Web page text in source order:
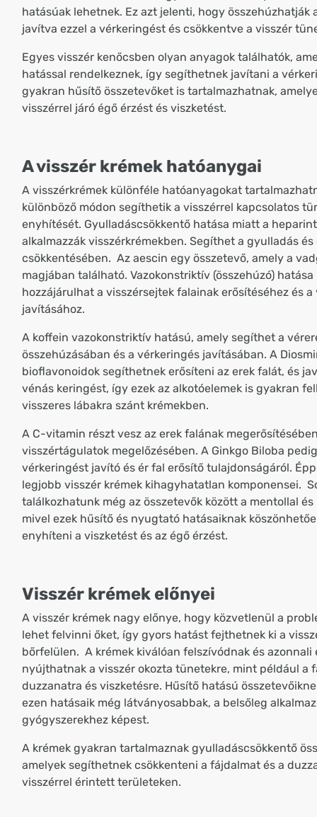
hatásúak lehetnek. Ez azt jelenti, hogy összehúzhatják
javítva ezzel a vérkeringést és csökkentve a visszér
Egyes visszér kenőcsben olyan anyagok találhatók,
hatással rendelkeznek, így segíthetnek javítani a
gyakran hűsítő összetevőket is tartalmazhatnak,
visszérrel járó égő érzést és viszketést.
A visszér krémek hatóanygai
A visszérkrémek különféle hatóanyagokat
különböző módon segíthetik a visszérrel kapcsolatos
enyhítését. Gyulladáscsökkentő hatása miatt a
alkalmazzák visszérkrémekben. Segíthet a gyulladás
csökkentésében. Az aescin egy összetevő, amely a
magjában található. Vazokonstriktív (összehúzó) hatása
hozzájárulhat a visszérsejtek falainak erősítéséhez és
javításához.
A koffein vazokonstriktív hatású, amely segíthet a
összehúzásában és a vérkeringés javításában. A
bioflavonoidok segíthetnek erősíteni az erek falát, és
vénás keringést, így ezek az alkotóelemek is gyakran
visszeres lábakra szánt krémekben.
A C-vitamin részt vesz az erek falának
visszértágulatok megelőzésében. A Ginkgo Biloba
vérkeringést javító és ér fal erősítő tulajdonságáról.
legjobb visszér krémek kihagyhatatlan komponensei.
találkozhatunk még az összetevők között a mentollal és
mivel ezek hűsítő és nyugtató hatásaiknak
enyhíteni a viszketést és az égő érzést.
Visszér krémek előnyei
A visszér krémek nagy előnye, hogy közvetlenül a
lehet felvinni őket, így gyors hatást fejthetnek ki a
bőrfelülen. A krémek kiválóan felszívódnak és azonnali
nyújthatnak a visszér okozta tünetekre, mint például a
duzzanatra és viszketésre. Hűsítő hatású
ezen hatásaik még látványosabbak, a belsőleg
gyógyszerekhez képest.
A krémek gyakran tartalmaznak gyulladáscsökkentő
amelyek segíthetnek csökkenteni a fájdalmat és a
visszérrel érintett területeken.